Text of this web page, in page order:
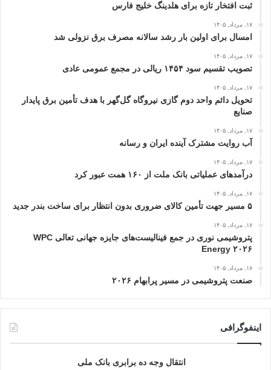
ثبت افتخار تازه برای هلدینگ خلیج‌ فارس
۱۷, مرداد, ۱۴۰۵
امسال برای اولین بار رشد سالانه مصرف برق نزولی شد
۱۷, مرداد, ۱۴۰۵
تصویب تقسیم سود ۱۴۵۴ ریالی در مجمع عمومی عادی
۱۷, مرداد, ۱۴۰۵
تحویل دائم واحد دوم گازی نیروگاه گل‌گهر با هدف تأمین برق پایدار
صنایع
۱۷, مرداد, ۱۴۰۵
آب روایت مشترک آینده ایران و رسانه
۱۷, مرداد, ۱۴۰۵
درآمدهای عملیاتی بانک ملت از ۱۶۰ همت عبور كرد
۱۷, مرداد, ۱۴۰۵
۵ مسیر جهت تأمین کالای ضروری بدون انتظار برای ساخت بندر جدید
۱۷, مرداد, ۱۴۰۵
پتروشیمی نوری در جمع فینالیست‌های جایزه جهانی تعالی WPC
Energy ۲۰۲۶
۱۷, مرداد, ۱۴۰۵
صنعت پتروشیمی در مسیر پرابهام ۲۰۲۶
اینفوگرافی
انتقال وجه ده برابری بانک ملی